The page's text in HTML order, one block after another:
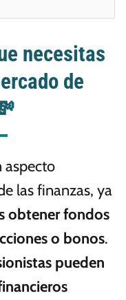
necesitas
de
aspecto
las finanzas, ya
obtener fondos
o bonos.
pueden